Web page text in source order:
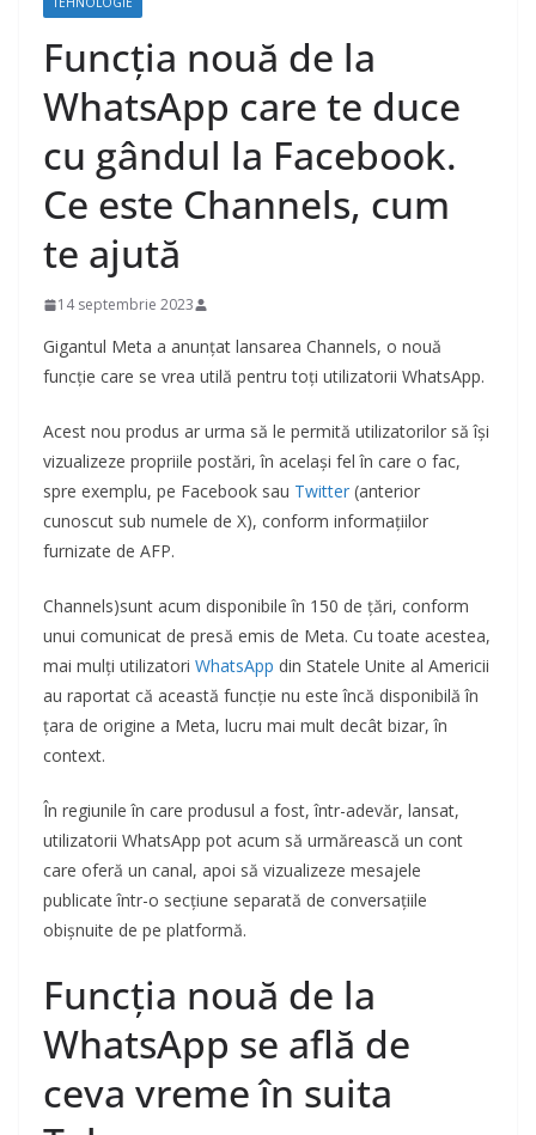
Funcția nouă de la
WhatsApp care te duce
cu gândul la Facebook.
Ce este Channels, cum
te ajută
14 septembrie 2023
Gigantul Meta a anunțat lansarea Channels, o nouă
funcție care se vrea utilă pentru toți utilizatorii WhatsApp.
Acest nou produs ar urma să le permită utilizatorilor să își
vizualizeze propriile postări, în același fel în care o fac,
spre exemplu, pe Facebook sau Twitter (anterior
cunoscut sub numele de X), conform informațiilor
furnizate de AFP.
Channels)sunt acum disponibile în 150 de țări, conform
unui comunicat de presă emis de Meta. Cu toate acestea,
mai mulți utilizatori WhatsApp din Statele Unite al Americii
au raportat că această funcție nu este încă disponibilă în
țara de origine a Meta, lucru mai mult decât bizar, în
context.
În regiunile în care produsul a fost, într-adevăr, lansat,
utilizatorii WhatsApp pot acum să urmărească un cont
care oferă un canal, apoi să vizualizeze mesajele
publicate într-o secțiune separată de conversațiile
obișnuite de pe platformă.
Funcția nouă de la
WhatsApp se află de
ceva vreme în suita